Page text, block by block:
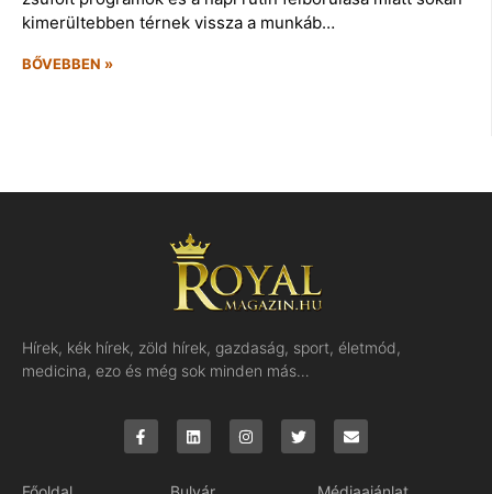
kimerültebben térnek vissza a munkáb…
BŐVEBBEN »
Hírek, kék hírek, zöld hírek, gazdaság, sport, életmód,
medicina, ezo és még sok minden más…